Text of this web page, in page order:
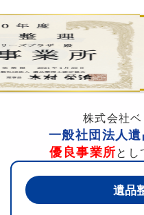
株式会社
一般社団法人
優良事業所とし
遺品